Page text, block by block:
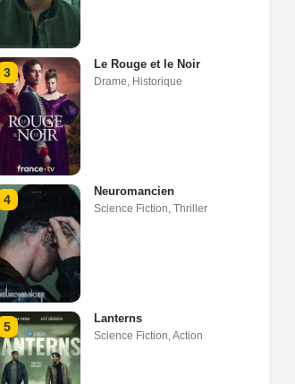
3
Le Rouge et le Noir
Drame Historique
4
Neuromancien
Science Fiction Thriller
5
Lanterns
Science Fiction Action